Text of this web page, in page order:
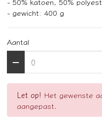
- gewicht: 400 g
Aantal
Let op! Het gewenste
aangepast.